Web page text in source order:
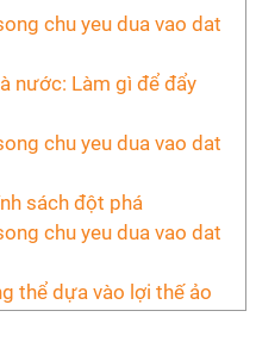
nước: Làm gì để đẩy
sách đột phá
thể dựa vào lợi thế ảo